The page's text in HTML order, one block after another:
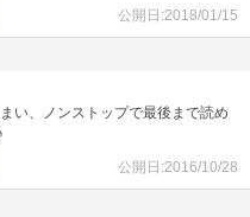
公開日:2018/01/15
い、ノンストップで最後まで読め
公開日:2016/10/28